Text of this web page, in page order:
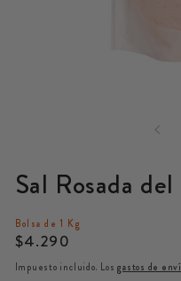
ventana
modal
Sal Rosada
Bolsa de 1 Kg
Precio
habitual
$4.290
Impuesto incluido. Losgastos de